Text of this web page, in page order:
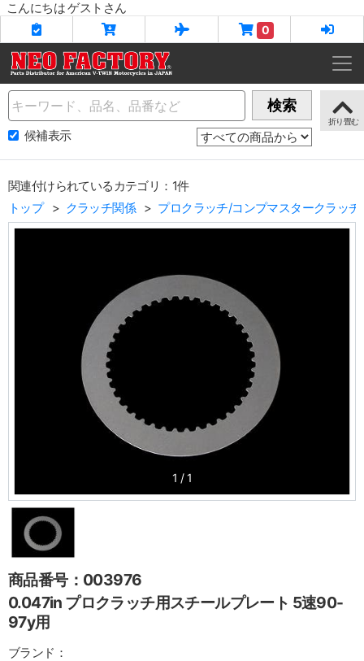
こんにちは ゲストさん
0
Name 検索
候補表示
関連付けられているカテゴリ：1件
トップ
クラッチ関係 プロクラッチ/コンプマスタークラッチ
1 /1
商品番号：003976
0.047in プロクラッチ用スチールプレート 5速90-
97y用
ブランド：